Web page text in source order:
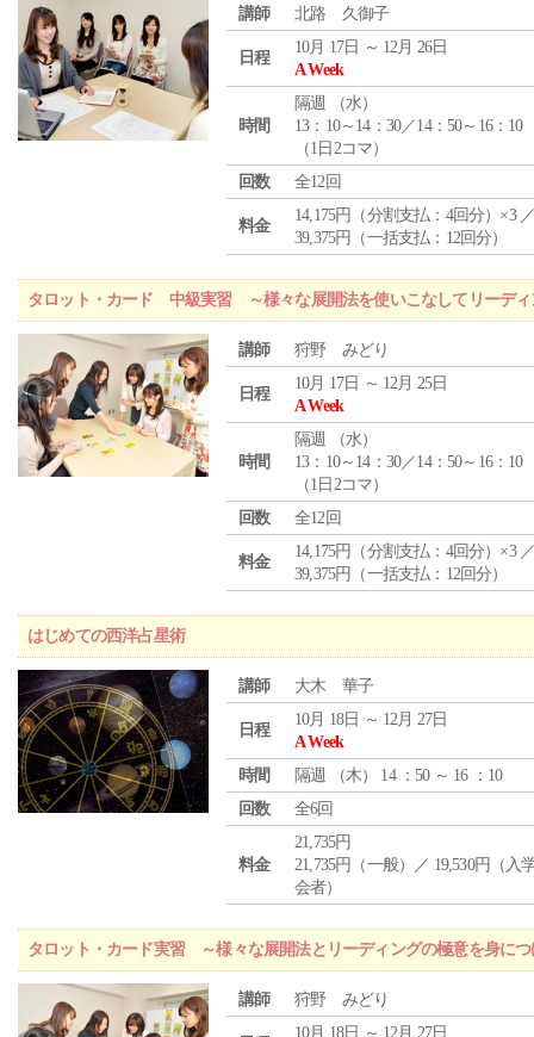
講師 北路 久御子
日程
10月 17日 ～ 12月 26日
A Week
時間
隔週 （水）
13：10～14：30／14：50～16：10
（1日2コマ）
回数
全12回
料金
14,175円（分割支払：4回分）×3
39,375円（一括支払：12回分）
タロット・カード 中級実習 ～様々な展開法を使いこなしてリーディ
講師 狩野 みどり
日程
10月 17日 ～ 12月 25日
A Week
時間
隔週 （水）
13：10～14：30／14：50～16：10
（1日2コマ）
回数
全12回
料金
14,175円（分割支払：4回分）×3
39,375円（一括支払：12回分）
はじめての西洋占星術
講師 大木 華子
日程
10月 18日 ～ 12月 27日
A Week
時間
隔週 （木） 14 ：50 ～ 16 ：10
回数
全6回
料金
21,735円
21,735円（一般）／ 19,530円（入
会者）
タロット・カード実習 ～様々な展開法とリーディングの極意を身につ
講師 狩野 みどり
10月 18日 ～ 12月 27日